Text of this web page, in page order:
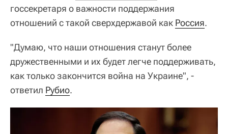
госсекретаря о важности поддержания
отношений с такой сверхдержавой как Россия.
"Думаю, что наши отношения станут более
дружественными и их будет легче поддерживать,
как только закончится война на Украине", -
ответил Рубио.